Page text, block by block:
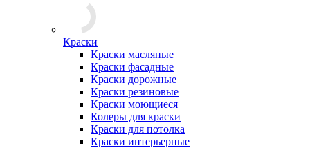
Краски
Краски масляные
Краски фасадные
Краски дорожные
Краски резиновые
Краски моющиеся
Колеры для краски
Краски для потолка
Краски интерьерные